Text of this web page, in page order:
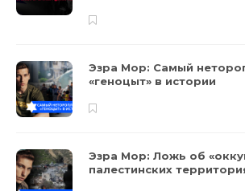
Эзра Мор: Самый
«геноцыт» в истории
Эзра Мор: Ложь об
палестинских